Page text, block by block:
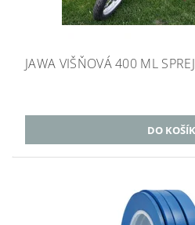
JAWA VIŠŇOVÁ 400 ML SPREJ